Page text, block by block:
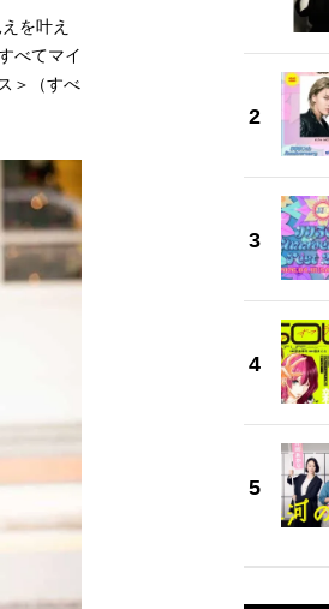
を叶え
べてマイ
＞（すべ